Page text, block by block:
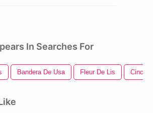
In Searches For
Bandera De Usa Fleur De Lis Cinco